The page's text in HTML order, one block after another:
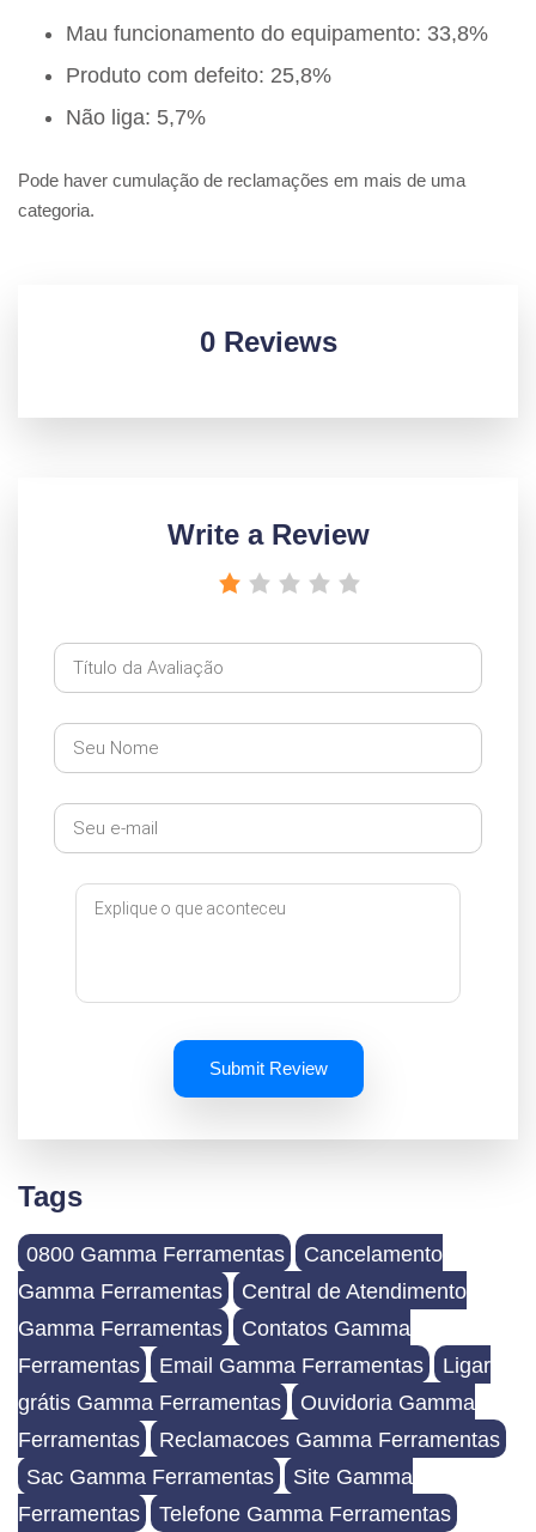
Mau funcionamento do equipamento: 33,8%
Produto com defeito: 25,8%
Não liga: 5,7%
Pode haver cumulação de reclamações em mais de uma
categoria.
0 Reviews
Write a Review
Submit Review
Tags
0800 Gamma Ferramentas
Cancelamento
Gamma Ferramentas
Central de Atendimento
Gamma Ferramentas
Contatos Gamma
Ferramentas
Email Gamma Ferramentas
Ligar
grátis Gamma Ferramentas
Ouvidoria Gamma
Ferramentas
Reclamacoes Gamma Ferramentas
Sac Gamma Ferramentas
Site Gamma
Ferramentas
Telefone Gamma Ferramentas